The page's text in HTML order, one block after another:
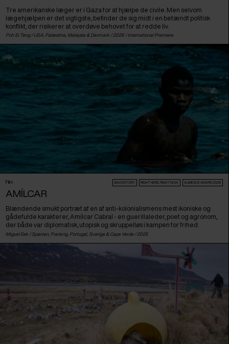
Tre amerikanske læger er i Gaza for at hjælpe de civile. Men selvom
lægehjælpen er det vigtigste, befinder de sig midt i en betændt politisk
konflikt, der risikerer at overdøve behovet for at redde liv.
Poh Si Teng / USA Palæstina Malaysia & Danmark / 2026 / International Premiere
Film BACKSTORY RIGHT HERE, RIGHT NOW AUDIENCE AWARD 2026
AMÍLCAR
Blændende smukt portræt af en af anti-kolonialismens mest ikoniske og
gådefulde karakterer, Amílcar Cabral - en guerillaleder, poet og agronom,
der både var diplomatisk, utopisk og skruppelløs i kampen for frihed.
Miguel Eek / Spanien Frankrig, Portugal, Sverige & Cape Verde / 2025